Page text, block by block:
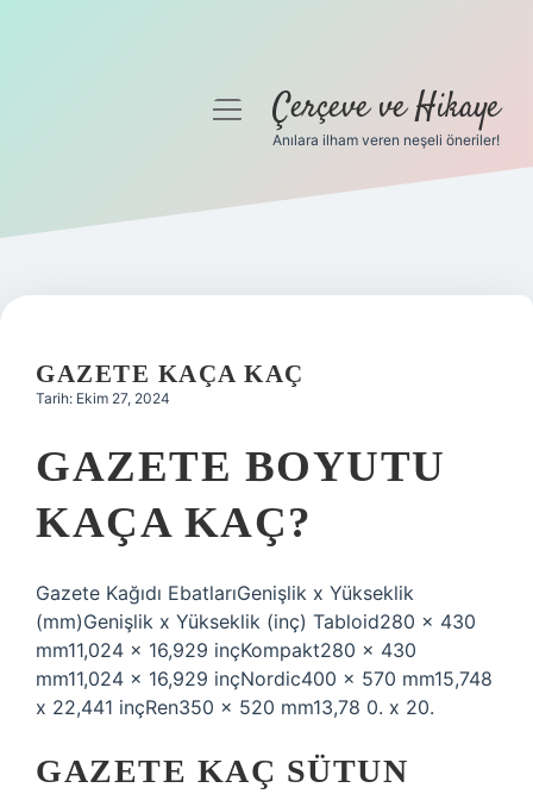
Gizlilik Politikası
Yasal Uyarı
menüyüÇerçeve ve Hikaye
Anılara ilham veren neşeli öneriler!
GAZETE KAÇA KAÇ
Tarih: Ekim 27, 2024
GAZETE BOYUTU
KAÇA KAÇ?
Gazete Kağıdı EbatlarıGenişlik x Yükseklik
(mm)Genişlik x Yükseklik (inç) Tabloid280 x 430
mm11,024 x 16,929 inçKompakt280 x 430
mm11,024 x 16,929 inçNordic400 x 570 mm15,748
x 22,441 inçRen350 x 520 mm13,78 0. x 20.
GAZETE KAÇ SÜTUN